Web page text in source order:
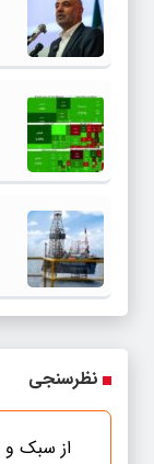
نظرسنجی
از سبک